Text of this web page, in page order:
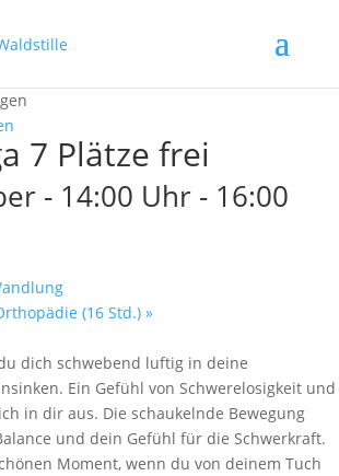
7 Plätze frei
- 14:00 Uhr - 16:00
(16 Std.) »
dich schwebend luftig in deine
Ein Gefühl von Schwerelosigkeit und
in dir aus. Die schaukelnde Bewegung
und dein Gefühl für die Schwerkraft.
Moment, wenn du von deinem Tuch